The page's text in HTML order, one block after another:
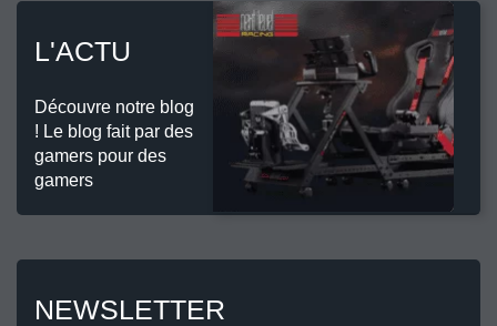
L'ACTU
Découvre notre blog
! Le blog fait par des
gamers pour des
gamers
NEWSLETTER